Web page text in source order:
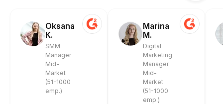
Oksana
K.
SMM
Manager
Mid-
Market
(51-1000
emp.)
Marina
M.
Digital
Marketing
Manager
Mid-
Market
(51-1000
emp.)